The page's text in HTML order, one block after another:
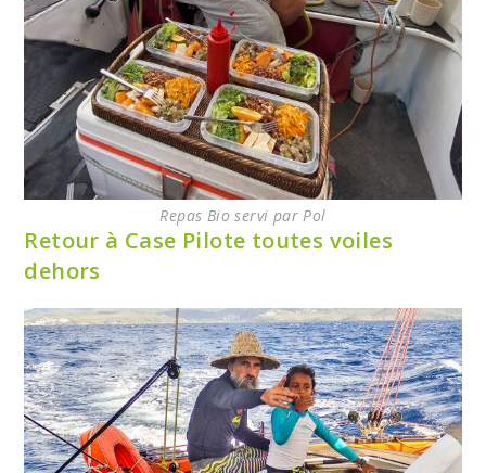
Repas Bio servi par Pol
Retour à Case Pilote toutes voiles
dehors